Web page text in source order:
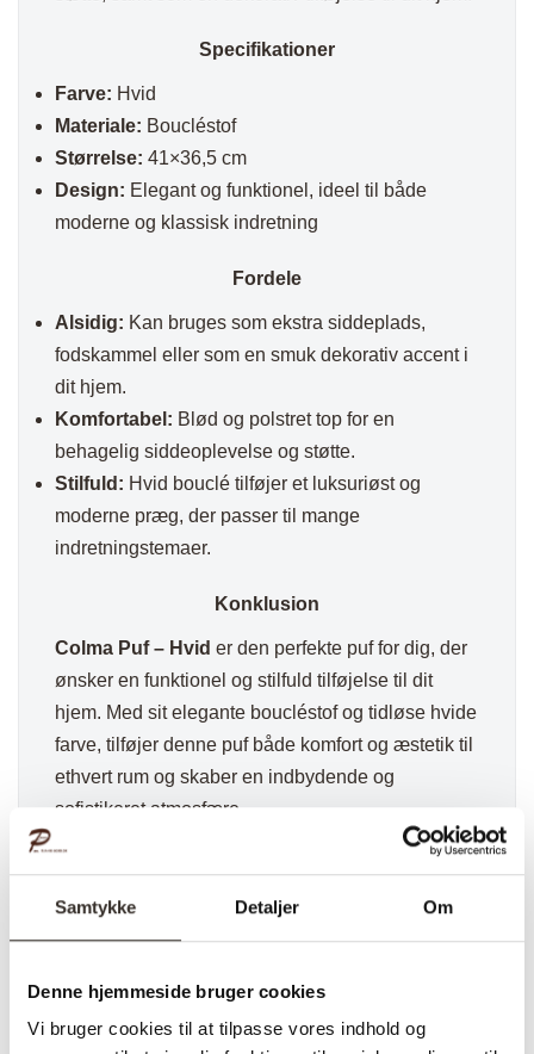
Samtykke Detaljer Om
Denne hjemmeside bruger cookies
Vi bruger cookies til at tilpasse vores indhold og
Specifikationer
Farve: Hvid
Materiale: Boucléstof
Størrelse: 41×36,5 cm
Design: Elegant og funktionel, ideel til både
moderne og klassisk indretning
Fordele
Alsidig: Kan bruges som ekstra siddeplads,
fodskammel eller som en smuk dekorativ accent i
dit hjem.
Komfortabel: Blød og polstret top for en
behagelig siddeoplevelse og støtte.
Stilfuld: Hvid bouclé tilføjer et luksuriøst og
moderne præg, der passer til mange
indretningstemaer.
Konklusion
Colma Puf – Hvid er den perfekte puf for dig, der
ønsker en funktionel og stilfuld tilføjelse til dit
hjem. Med sit elegante boucléstof og tidløse hvide
farve, tilføjer denne puf både komfort og æstetik til
ethvert rum og skaber en indbydende og
sofistikeret atmosfære.
✅ Hurtig fragt
✅ 14 dages fuld returret
✅ Stk. pris